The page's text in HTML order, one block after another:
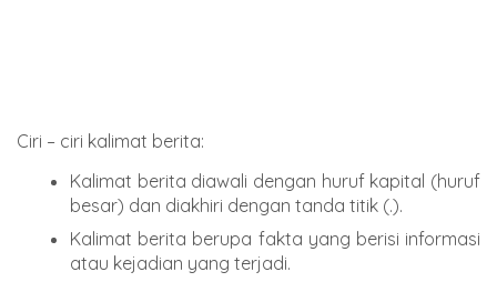
Ciri – ciri kalimat berita:
Kalimat berita diawali dengan huruf kapital (huruf
besar) dan diakhiri dengan tanda titik (.).
Kalimat berita berupa fakta yang berisi informasi
atau kejadian yang terjadi.